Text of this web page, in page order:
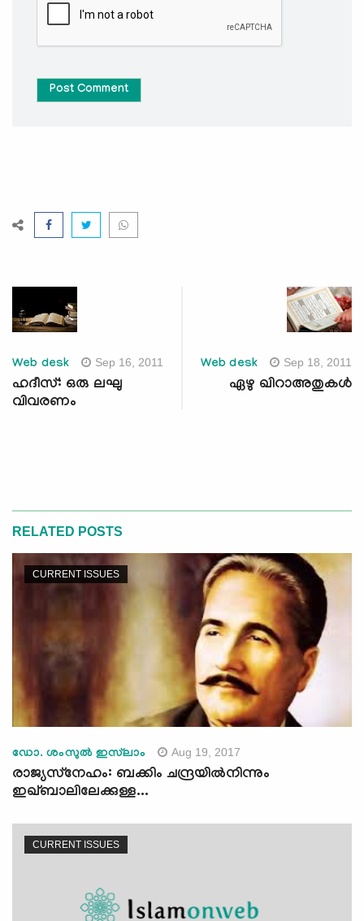
Post Comment
Web desk Sep 16, 2011
ഹദീസ്: ഒരു ലഘു
വിവരണം
Web desk Sep 18, 2011
ഏഴു ഖിറാഅതുകള്‍
RELATED POSTS
CURRENT ISSUES
ഡോ. ശംസുല്‍ ഇസ്‌ലാം Aug 19, 2017
രാജ്യസ്‌നേഹം: ബക്കിം ചന്ദ്രയില്‍നിന്നും
ഇഖ്ബാലിലേക്കുള്ള...
CURRENT ISSUES